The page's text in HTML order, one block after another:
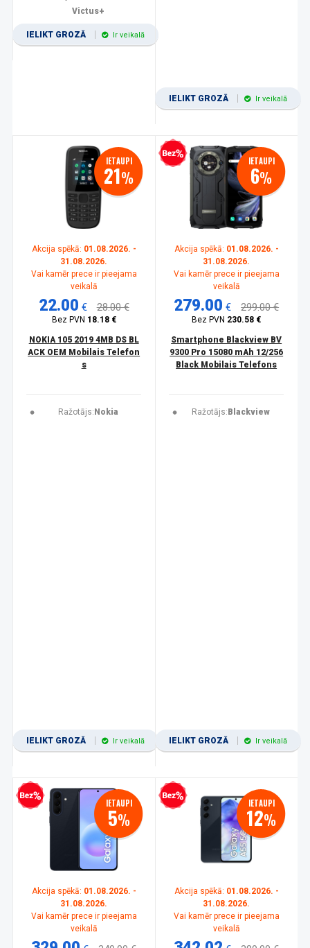
Victus+
IELIKT GROZĀ Ir veikalā
IELIKT GROZĀ Ir veikalā
IETAUPI
21%
Akcija spēkā: 01.08.2026. -
31.08.2026.
Vai kamēr prece ir pieejama
veikalā
22.00 € 28.00 €
Bez PVN 18.18 €
NOKIA 105 2019 4MB DS BL
ACK OEM Mobilais Telefon
s
Ražotājs: Nokia
IELIKT GROZĀ Ir veikalā
Bezprocentu kredīts IETAUPI
6%
Akcija spēkā: 01.08.2026. -
31.08.2026.
Vai kamēr prece ir pieejama
veikalā
279.00 € 299.00 €
Bez PVN 230.58 €
Smartphone Blackview BV
9300 Pro 15080 mAh 12/256
Black Mobilais Telefons
Ražotājs: Blackview
IELIKT GROZĀ Ir veikalā
kredīts IETAUPI
5%
Akcija spēkā: 01.08.2026. -
31.08.2026.
Vai kamēr prece ir pieejama
veikalā
Bezprocentu kredīts IETAUPI
12%
Akcija spēkā: 01.08.2026. -
31.08.2026.
Vai kamēr prece ir pieejama
veikalā